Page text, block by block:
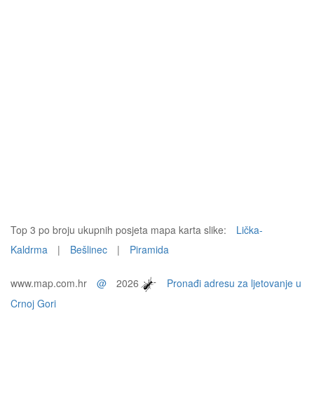
Top 3 po broju ukupnih posjeta mapa karta slike:
Lička-
Kaldrma
| Bešlinec | Piramida
www.map.com.hr @ 2026
Pronađi adresu za ljetovanje u
Crnoj Gori